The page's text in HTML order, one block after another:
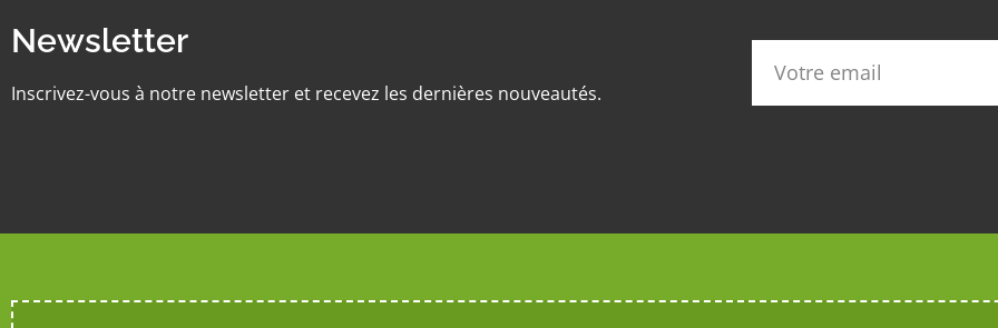
Newsletter
Inscrivez-vous à notre newsletter et recevez les dernières nouveautés.